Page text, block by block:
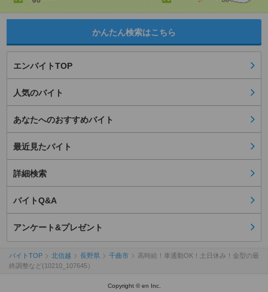
かんたん検索はこちら
エンバイトTOP
人気のバイト
あなたへのおすすめバイト
最近見たバイト
詳細検索
バイトQ&A
アンケート&プレゼント
バイトTOP 北信越 長野県 千曲市
高時給！車通勤OK！土日休み！金型の最
終調整など(10210_107645）
Copyright © en Inc.